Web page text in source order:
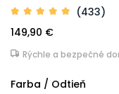
(433)
149,90 €
Rýchle a bezpečné
Farba / Odtieň